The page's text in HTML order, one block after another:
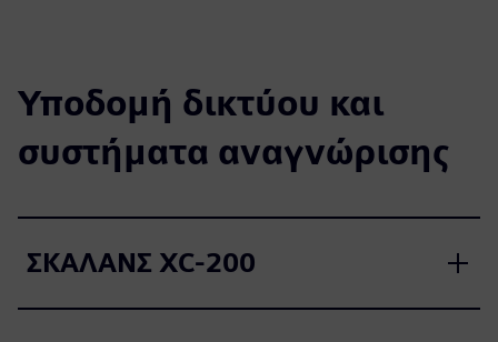
Υποδομή δικτύου και
συστήματα αναγνώρισης
ΣΚΑΛΑΝΣ XC-200